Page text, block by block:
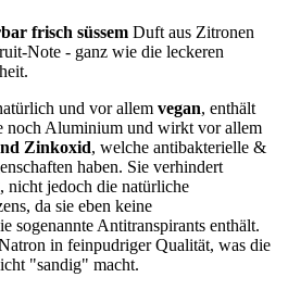
frisch süssem Duft aus Zitronen
Note - ganz wie die leckeren
und vor allem vegan, enthält
noch Aluminium und wirkt vor allem
Zinkoxid, welche antibakterielle &
haben. Sie verhindert
nicht jedoch die natürliche
da sie eben keine
sogenannte Antitranspirants enthält.
in feinpudriger Qualität, was die
"sandig" macht.